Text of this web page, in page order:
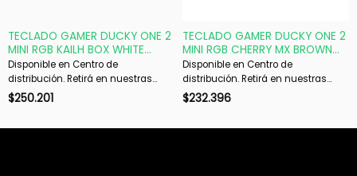
TECLADO GAMER DUCKY ONE 2
MINI RGB KAILH BOX WHITE
SWICHT DOUBLE-SHOT PBT
MECANICO
Disponible en Centro de
distribución. Retirá en nuestras
sucursales en 48 hs hábiles. Si es
$250.201
TECLADO GAMER DUCKY ONE 2
MINI RGB CHERRY MX BROWN
DOUBLE SHOT PBT MECANICO
Disponible en Centro de
distribución. Retirá en nuestras
sucursales en 48 hs hábiles. Si es
$232.396